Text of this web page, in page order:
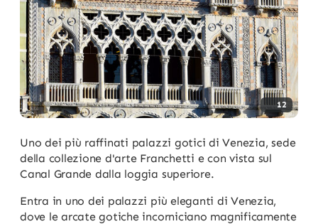
12
Uno dei più raffinati palazzi gotici di Venezia, sede
della collezione d'arte Franchetti e con vista sul
Canal Grande dalla loggia superiore.
Entra in uno dei palazzi più eleganti di Venezia,
dove le arcate gotiche incorniciano magnificamente